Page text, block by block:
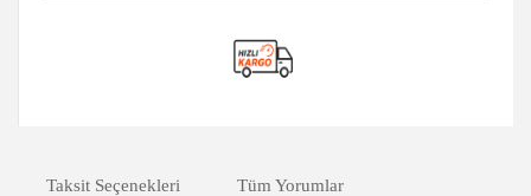
Taksit Seçenekleri Tüm Yorumlar